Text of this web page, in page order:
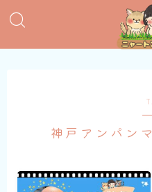
MENU
子育てグッズ
おうち英語
神戸アンパン